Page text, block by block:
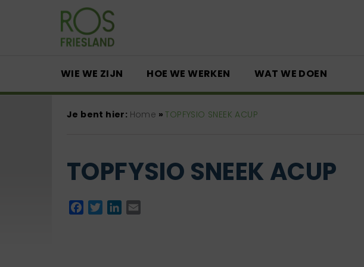
WIE WE ZIJN HOE WE WERKEN WAT WE DOEN
Je bent hier: Home »TOPFYSIO SNEEK ACUP
TOPFYSIO SNEEK ACUP
Facebook
TwitterLinkedIn